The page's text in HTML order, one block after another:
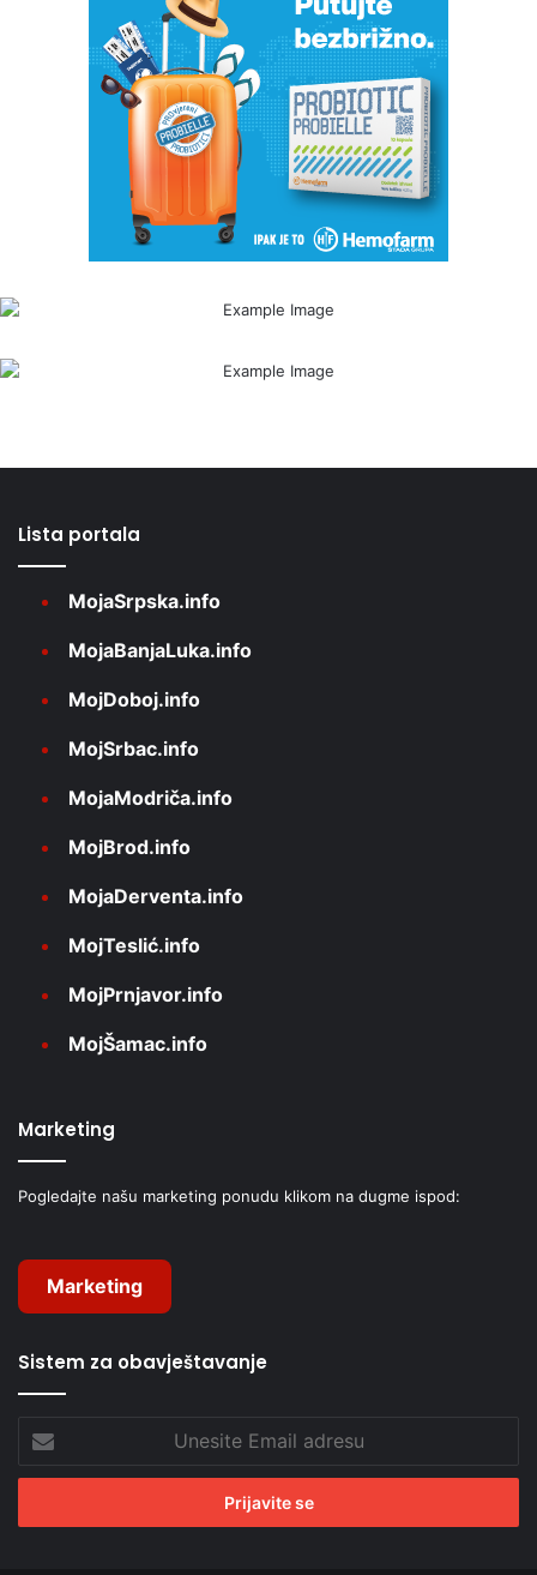
Lista portala
MojaSrpska.info
MojaBanjaLuka.info
MojDoboj.info
MojSrbac.info
MojaModriča.info
MojBrod.info
MojaDerventa.info
MojTeslić.info
MojPrnjavor.info
MojŠamac.info
Marketing
Pogledajte našu marketing ponudu klikom na dugme ispod:
Marketing
Sistem za obavještavanje
Email
adresu